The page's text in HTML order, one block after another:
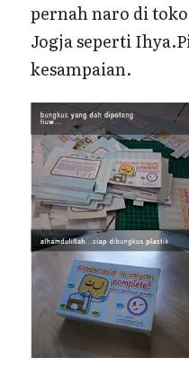
pernah naro di
Jogja seperti
kesampaian.